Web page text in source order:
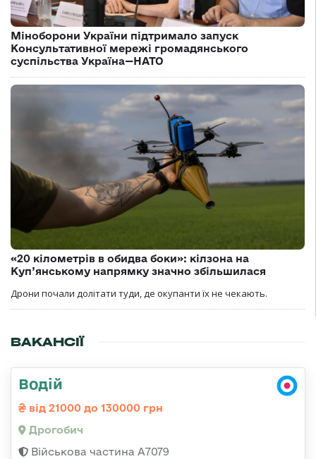
Міноборони України підтримало запуск
Консультативної мережі громадянського
суспільства Україна—НАТО
«20 кілометрів в обидва боки»: кілзона на
Куп’янському напрямку значно збільшилася
Дрони почали долітати туди, де окупанти їх не чекають.
ВАКАНСІЇ
Водій
від 21000 до 130000 грн
Дрогобич
Військова частина А7079